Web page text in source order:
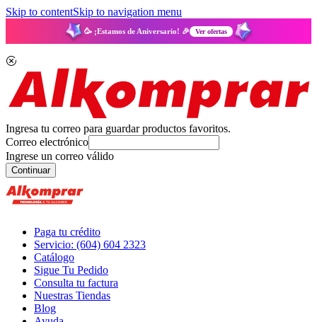
Skip to contentSkip to navigation menu
🥳 ¡Estamos de Aniversario! 🎉 Ver ofertas
Ingresa tu correo para guardar productos favoritos.
Correo electrónico
Ingrese un correo válido
Continuar
Paga tu crédito
Servicio: (604) 604 2323
Catálogo
Sigue Tu Pedido
Consulta tu factura
Nuestras Tiendas
Blog